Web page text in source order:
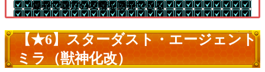
└爆発で味方の友情を誘発できる
【★6】スターダスト・エージェント
ミラ（獣神化改）